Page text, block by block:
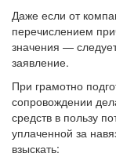
Даже если от
перечислением
значения —
заявление.
При грамотно
сопровождении
средств в пользу
уплаченной за
взыскать: